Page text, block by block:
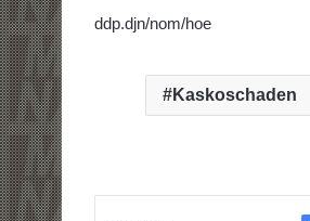
ddp.djn/nom/hoe
Kaskoschaden